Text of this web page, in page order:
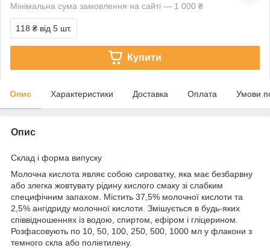
Мінімальна сума замовлення на сайті — 1 000 ₴
118 ₴ від 5 шт.
Купити
Опис Характеристики Доставка Оплата Умови
Опис
Склад і форма випуску
Молочна кислота являє собою сироватку, яка має безбарвну
або злегка жовтувату рідину кислого смаку зі слабким
специфічним запахом. Містить 37,5% молочної кислоти та
2,5% ангідриду молочної кислоти. Змішується в будь-яких
співвідношеннях із водою, спиртом, ефіром і гліцерином.
Розфасовують по 10, 50, 100, 250, 500, 1000 мл у флакони з
темного скла або поліетилену.